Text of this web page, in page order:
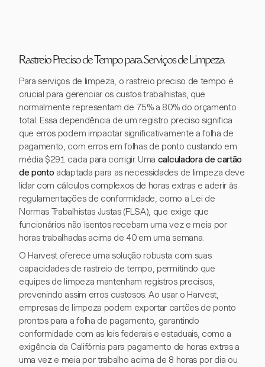
Rastreio Preciso de Tempo para Serviços de Limpeza
Para serviços de limpeza, o rastreio preciso de tempo é
crucial para gerenciar os custos trabalhistas, que
normalmente representam de 75% a 80% do orçamento
total. Essa dependência de um registro preciso significa
que erros podem impactar significativamente a folha de
pagamento, com erros em folhas de ponto custando em
média $291 cada para corrigir. Uma calculadora de cartão
de ponto adaptada para as necessidades de limpeza deve
lidar com cálculos complexos de horas extras e aderir às
regulamentações de conformidade, como a Lei de
Normas Trabalhistas Justas (FLSA), que exige que
funcionários não isentos recebam uma vez e meia por
horas trabalhadas acima de 40 em uma semana.
O Harvest oferece uma solução robusta com suas
capacidades de rastreio de tempo, permitindo que
equipes de limpeza mantenham registros precisos,
prevenindo assim erros custosos. Ao usar o Harvest,
empresas de limpeza podem exportar cartões de ponto
prontos para a folha de pagamento, garantindo
conformidade com as leis federais e estaduais, como a
exigência da Califórnia para pagamento de horas extras a
uma vez e meia por trabalho acima de 8 horas por dia ou